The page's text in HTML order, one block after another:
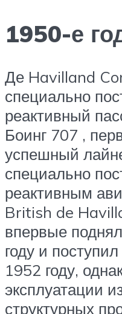
1950-е
Де Havilland
специально
реактивный
Боинг 707 ,
успешный
специально
реактивным
British de
впервые
году и
1952 году,
эксплуатации
структурных